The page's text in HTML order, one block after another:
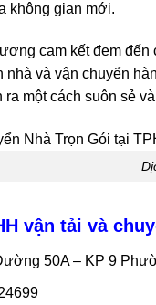
không gian mới.
cam kết đem
nhà và vận chuyển
một cách suôn sẻ
vận tải và
50A – KP 9